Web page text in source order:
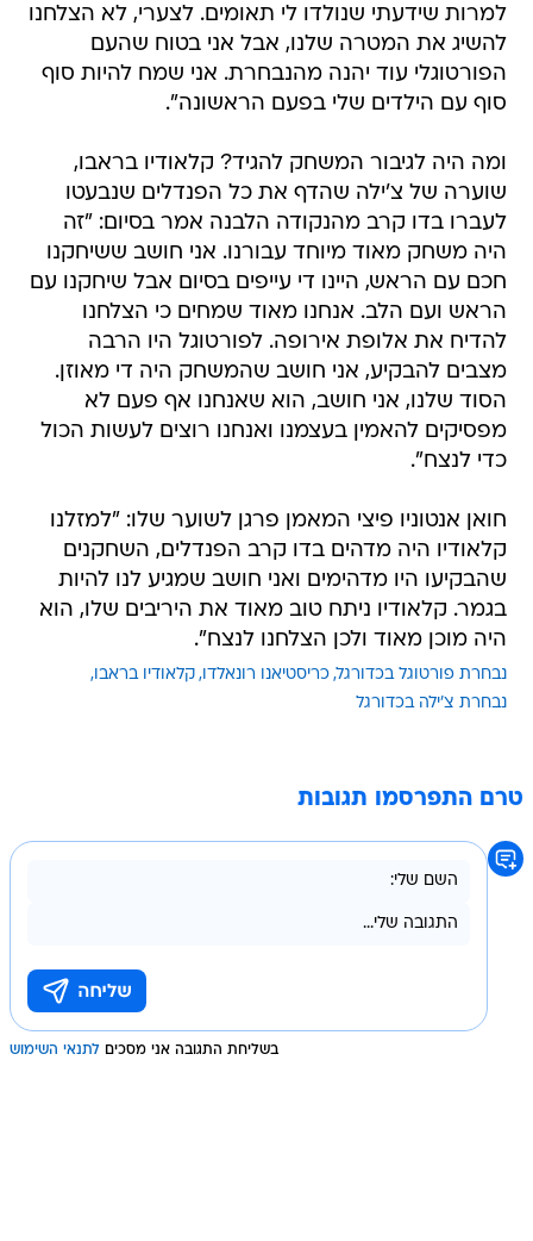
למרות שידעתי שנולדו לי תאומים. לצערי, לא הצלחנו
להשיג את המטרה שלנו, אבל אני בטוח שהעם
הפורטוגלי עוד יהנה מהנבחרת. אני שמח להיות סוף
סוף עם הילדים שלי בפעם הראשונה".
ומה היה לגיבור המשחק להגיד? קלאודיו בראבו,
שוערה של צ'ילה שהדף את כל הפנדלים שנבעטו
לעברו בדו קרב מהנקודה הלבנה אמר בסיום: "זה
היה משחק מאוד מיוחד עבורנו. אני חושב ששיחקנו
חכם עם הראש, היינו די עייפים בסיום אבל שיחקנו עם
הראש ועם הלב. אנחנו מאוד שמחים כי הצלחנו
להדיח את אלופת אירופה. לפורטוגל היו הרבה
מצבים להבקיע, אני חושב שהמשחק היה די מאוזן.
הסוד שלנו, אני חושב, הוא שאנחנו אף פעם לא
מפסיקים להאמין בעצמנו ואנחנו רוצים לעשות הכול
כדי לנצח".
חואן אנטוניו פיצי המאמן פרגן לשוער שלו: "למזלנו
קלאודיו היה מדהים בדו קרב הפנדלים, השחקנים
שהבקיעו היו מדהימים ואני חושב שמגיע לנו להיות
בגמר. קלאודיו ניתח טוב מאוד את היריבים שלו, הוא
היה מוכן מאוד ולכן הצלחנו לנצח".
נבחרת פורטוגל בכדורגל כריסטיאנו רונאלדו קלאודיו בראבו
נבחרת צ'ילה בכדורגל
טרם התפרסמו תגובות
בשליחת התגובה אני מסכים לתנאי השימוש